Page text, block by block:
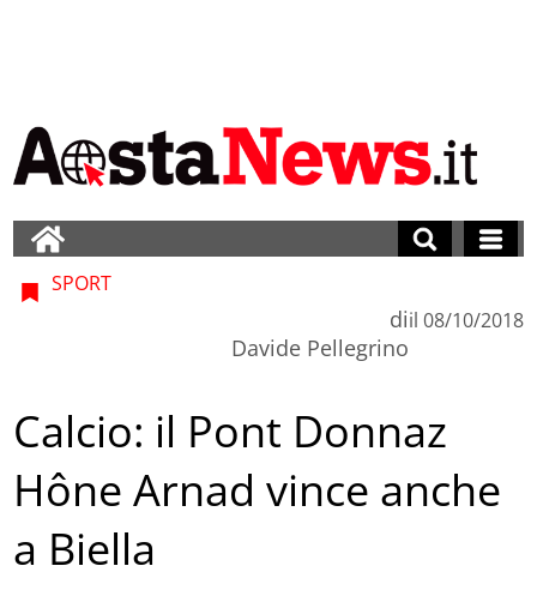
SPORT
di
Davide Pellegrino
il 08/10/2018
Calcio: il Pont Donnaz
Hône Arnad vince anche
a Biella